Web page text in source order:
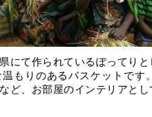
にて作られているぽってり
もりのあるバスケットです
ど、お部屋のインテリアと